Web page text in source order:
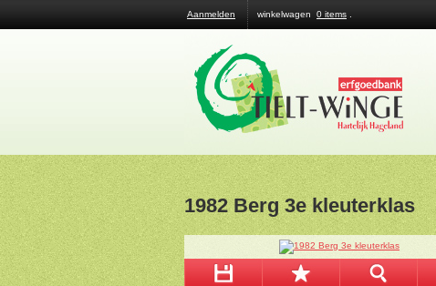
Aanmelden winkelwagen 0 items
1982 Berg 3e kleuterklas